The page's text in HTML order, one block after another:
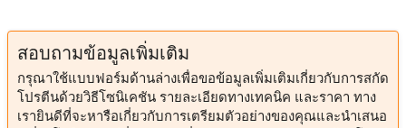
สอบถามข้อมูลเพิ่มเติม
กรุณาใช้แบบฟอร์มด้านล่างเพื่อขอข้อมูลเพิ่มเติมเกี่ยวกับการสกัด
โปรตีนด้วยวิธีโซนิเคชัน รายละเอียดทางเทคนิค และราคา ทาง
เรายินดีที่จะหารือเกี่ยวกับการเตรียมตัวอย่างของคุณและนำเสนอ